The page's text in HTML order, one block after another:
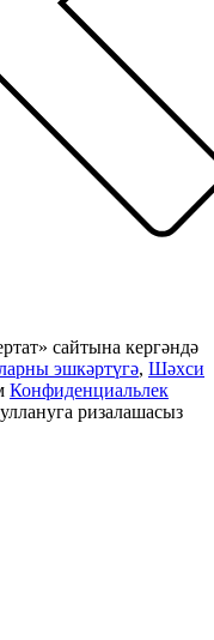
сайтына кергәндә
эшкәртүгә, Шәхси
Конфиденциальлек
ризалашасыз